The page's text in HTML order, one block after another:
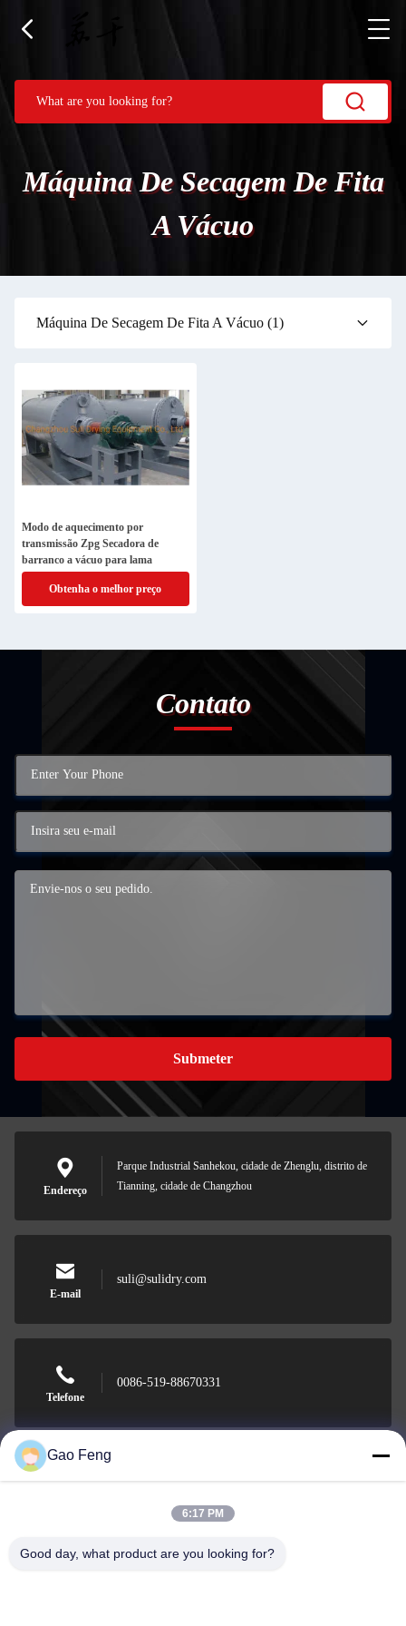
Máquina De Secagem De Fita
A Vácuo
Máquina De Secagem De Fita A Vácuo (1)
Modo de aquecimento por
transmissão Zpg Secadora de
barranco a vácuo para lama
Obtenha o melhor preço
Contato
Submeter
Endereço
Parque Industrial Sanhekou, cidade de Zhenglu, distrito de
Tianning, cidade de Changzhou
E-mail
suli@sulidry.com
Telefone
0086-519-88670331
Changzhou Su Li drying equipment Co., Ltd.
Gao Feng
6:17 PM
Good day, what product are you looking for?